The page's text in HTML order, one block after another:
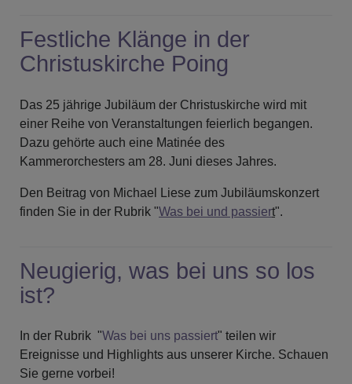
Festliche Klänge in der
Christuskirche Poing
Das 25 jährige Jubiläum der Christuskirche wird mit
einer Reihe von Veranstaltungen feierlich begangen.
Dazu gehörte auch eine Matinée des
Kammerorchesters am 28. Juni dieses Jahres.
Den Beitrag von Michael Liese zum Jubiläumskonzert
finden Sie in der Rubrik "Was bei und passiert".
Neugierig, was bei uns so los
ist?
In der Rubrik "Was bei uns passiert" teilen wir
Ereignisse und Highlights aus unserer Kirche. Schauen
Sie gerne vorbei!